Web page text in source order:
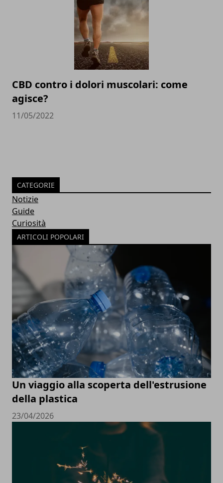
CBD contro i dolori muscolari: come
agisce?
11/05/2022
CATEGORIE
Notizie
Guide
Curiosità
ARTICOLI POPOLARI
Un viaggio alla scoperta dell'estrusione
della plastica
23/04/2026